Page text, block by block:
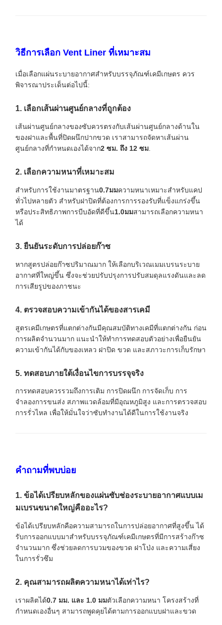
วิธีการเลือก Vent Liner ที่เหมาะสม
เมื่อเลือกแผ่นระบายอากาศสำหรับบรรจุภัณฑ์เคมีเกษตร ควร
พิจารณาประเด็นต่อไปนี้:
1. เลือกเส้นผ่านศูนย์กลางที่ถูกต้อง
เส้นผ่านศูนย์กลางของซับควรตรงกับเส้นผ่านศูนย์กลางด้านใน
ของฝาและพื้นที่ปิดผนึกปากขวด เราสามารถจัดหาเส้นผ่าน
ศูนย์กลางที่กำหนดเองได้จาก2 ซม. ถึง 12 ซม
2. เลือกความหนาที่เหมาะสม
สำหรับการใช้งานมาตรฐาน0.7มมความหนาเหมาะสำหรับแคป
ทั่วไปหลายตัว สำหรับฝาปิดที่ต้องการการรองรับที่แข็งแกร่งขึ้น
หรือประสิทธิภาพการบีบอัดที่ดีขึ้น1.0มมสามารถเลือกความหนา
ได้
3. ยืนยันระดับการปล่อยก๊าซ
หากสูตรปล่อยก๊าซปริมาณมาก ให้เลือกบริเวณเมมเบรนระบาย
อากาศที่ใหญ่ขึ้น ซึ่งจะช่วยปรับปรุงการปรับสมดุลแรงดันและลด
การเสียรูปของภาชนะ
4. ตรวจสอบความเข้ากันได้ของสารเคมี
สูตรเคมีเกษตรที่แตกต่างกันมีคุณสมบัติทางเคมีที่แตกต่างกัน ก่อน
การผลิตจำนวนมาก แนะนำให้ทำการทดสอบตัวอย่างเพื่อยืนยัน
ความเข้ากันได้กับของเหลว ฝาปิด ขวด และสภาวะการเก็บรักษา
5. ทดสอบภายใต้เงื่อนไขการบรรจุจริง
การทดสอบควรรวมถึงการเติม การปิดผนึก การจัดเก็บ การ
จำลองการขนส่ง สภาพแวดล้อมที่มีอุณหภูมิสูง และการตรวจสอบ
การรั่วไหล เพื่อให้มั่นใจว่าซับทำงานได้ดีในการใช้งานจริง
คำถามที่พบบ่อย
1. ข้อได้เปรียบหลักของแผ่นซับช่องระบายอากาศแบบเม
มเบรนขนาดใหญ่คืออะไร?
ข้อได้เปรียบหลักคือความสามารถในการปล่อยอากาศที่สูงขึ้น ได้
รับการออกแบบมาสำหรับบรรจุภัณฑ์เคมีเกษตรที่มีการสร้างก๊าซ
จำนวนมาก ซึ่งช่วยลดการบวมของขวด ฝาโป่ง และความเสี่ยง
ในการรั่วซึม
2. คุณสามารถผลิตความหนาได้เท่าไร?
เราผลิตได้0.7 มม. และ 1.0 มมตัวเลือกความหนา โครงสร้างที่
กำหนดเองอื่นๆ สามารถพูดคุยได้ตามการออกแบบฝาและขวด